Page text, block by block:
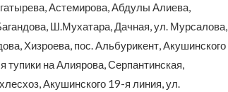
Астемирова, Абдулы Алиева,
Ш.Мухатара, Дачная, ул. Мурсалова,
Хизроева, пос. Альбурикент, Акушинского
тупики на Алиярова, Серпантинская,
Акушинского 19-я линия, ул.